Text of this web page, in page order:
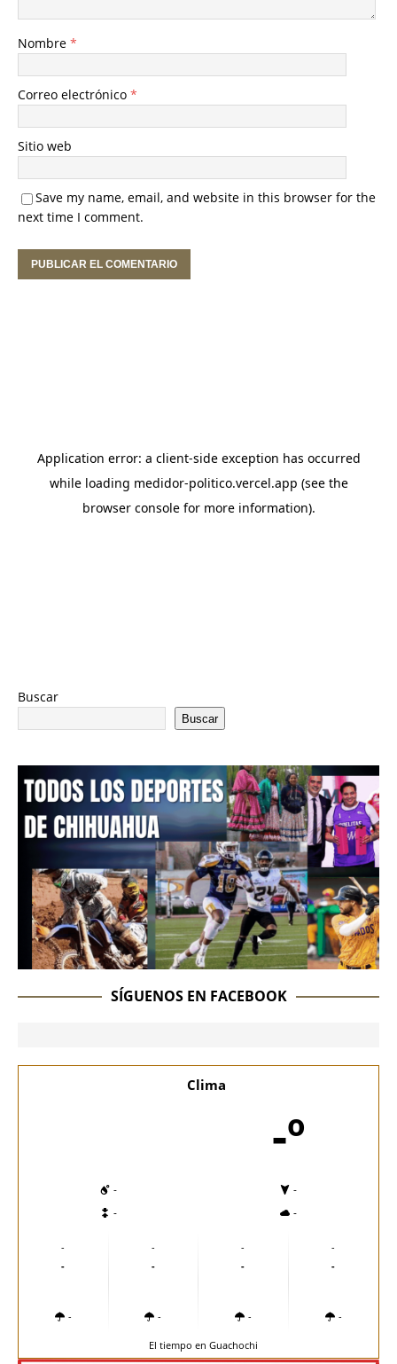
Nombre *
Correo electrónico *
Sitio web
Save my name, email, and website in this browser for the
next time I comment.
Buscar
Buscar
SÍGUENOS EN FACEBOOK
Clima
-º
-
-
-
-
-
-
-
-
-
-
-
-
-
-
-
-
El tiempo en Guachochi